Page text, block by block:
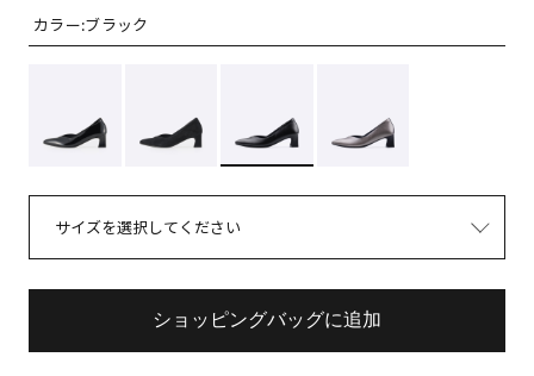
カラー:ブラック
サイズを選択してください
ショッピングバッグに追加